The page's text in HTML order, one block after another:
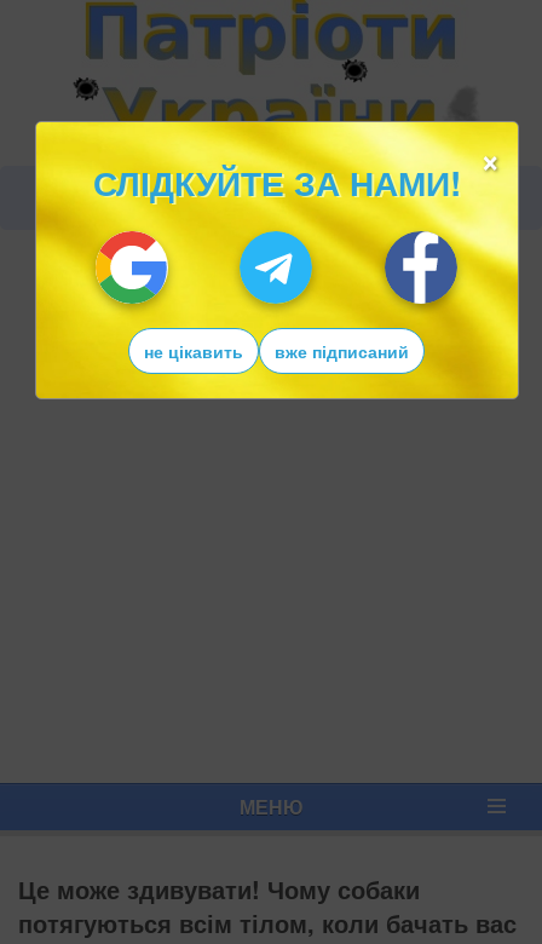
МЕНЮ
Це може здивувати! Чому собаки
потягуються всім тілом, коли бачать вас
×
СЛІДКУЙТЕ ЗА НАМИ!
не цікавить вже підписаний